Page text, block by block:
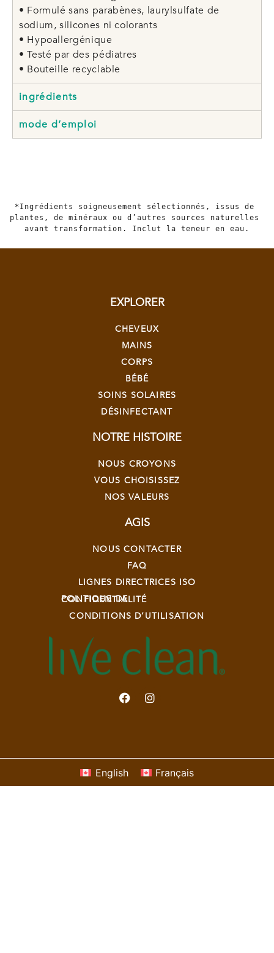
• Formulé sans parabènes, laurylsulfate de
sodium, silicones ni colorants
• Hypoallergénique
• Testé par des pédiatres
• Bouteille recyclable
ingrédients
mode d’emploi
*Ingrédients soigneusement sélectionnés, issus de
plantes, de minéraux ou d’autres sources naturelles
avant transformation. Inclut la teneur en eau.
EXPLORER
CHEVEUX
MAINS
CORPS
BÉBÉ
SOINS SOLAIRES
DÉSINFECTANT
NOTRE HISTOIRE
NOUS CROYONS
VOUS CHOISISSEZ
NOS VALEURS
AGIS
NOUS CONTACTER
FAQ
LIGNES DIRECTRICES ISO
POLITIQUE DE CONFIDENTIALITÉ
CONDITIONS D’UTILISATION
English Français